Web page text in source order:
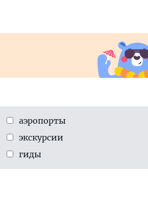
аэропорты
экскурсии
гиды